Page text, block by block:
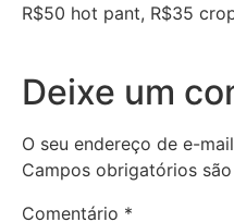
R$50 hot pant, R$35
Deixe um
O seu endereço de e-
Campos obrigatórios
Comentário *